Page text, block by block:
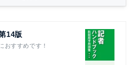
14版
おすすめです！